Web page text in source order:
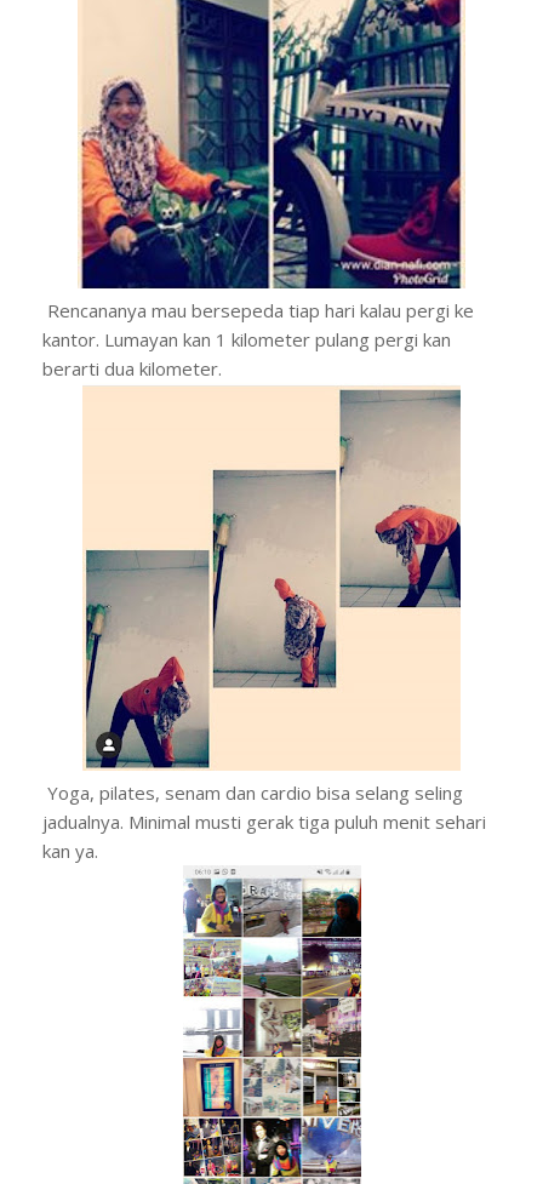
Rencananya mau bersepeda tiap hari kalau pergi ke
kantor. Lumayan kan 1 kilometer pulang pergi kan
berarti dua kilometer.
Yoga, pilates, senam dan cardio bisa selang seling
jadualnya. Minimal musti gerak tiga puluh menit sehari
kan ya.